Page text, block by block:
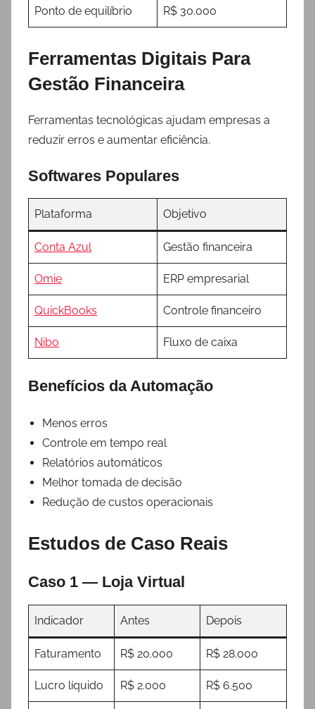
Ponto de equilíbrio R$ 30.000
Ferramentas Digitais Para
Gestão Financeira
Ferramentas tecnológicas ajudam empresas a
reduzir erros e aumentar eficiência.
Softwares Populares
Plataforma Objetivo
Conta Azul Gestão financeira
Omie ERP empresarial
QuickBooks Controle financeiro
Nibo Fluxo de caixa
Benefícios da Automação
Menos erros
Controle em tempo real
Relatórios automáticos
Melhor tomada de decisão
Redução de custos operacionais
Estudos de Caso Reais
Caso 1 — Loja Virtual
Indicador Antes Depois
Faturamento R$ 20.000 R$ 28.000
Lucro líquido R$ 2.000 R$ 6.500